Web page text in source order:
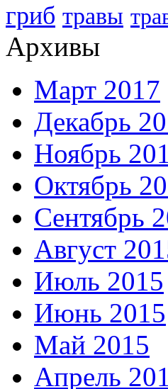
гриб травы
Архивы
Март 2017
Декабрь
Ноябрь
Октябрь
Сентябрь
Август
Июль 2015
Июнь 2015
Май 2015
Апрель